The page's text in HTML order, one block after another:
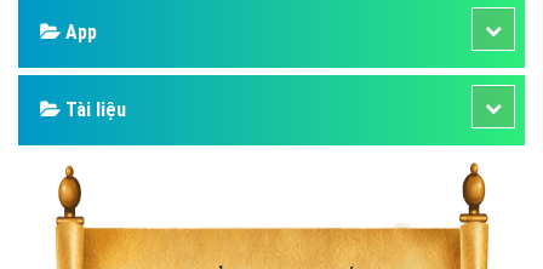
App
Tài liệu